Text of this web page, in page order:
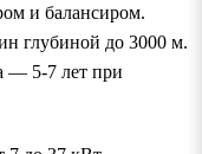
и балансиром.
глубиной до 3000 м.
— 5-7 лет при